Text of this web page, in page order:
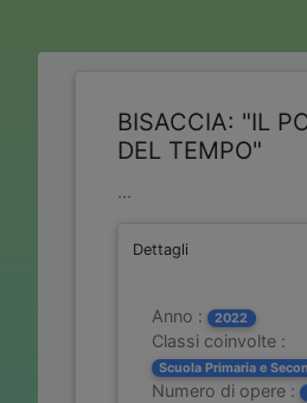
BISACCIA: "IL
DEL TEMPO"
...
Dettagli
Anno : 2022
Classi coinvolte :
Scuola Primaria e
Numero di opere :